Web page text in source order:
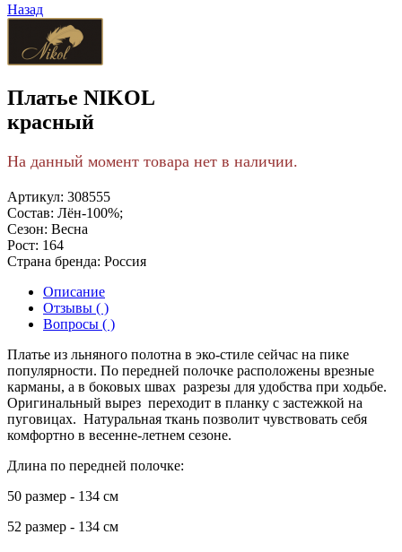
Назад
Платье NIKOL
красный
На данный момент товара нет в наличии.
Артикул: 308555
Состав: Лён-100%;
Сезон: Весна
Рост: 164
Страна бренда: Россия
Описание
Отзывы ( )
Вопросы ( )
Платье из льняного полотна в эко-стиле сейчас на пике
популярности. По передней полочке расположены врезные
карманы, а в боковых швах разрезы для удобства при ходьбе.
Оригинальный вырез переходит в планку с застежкой на
пуговицах. Натуральная ткань позволит чувствовать себя
комфортно в весенне-летнем сезоне.
Длина по передней полочке:
50 размер - 134 см
52 размер - 134 см